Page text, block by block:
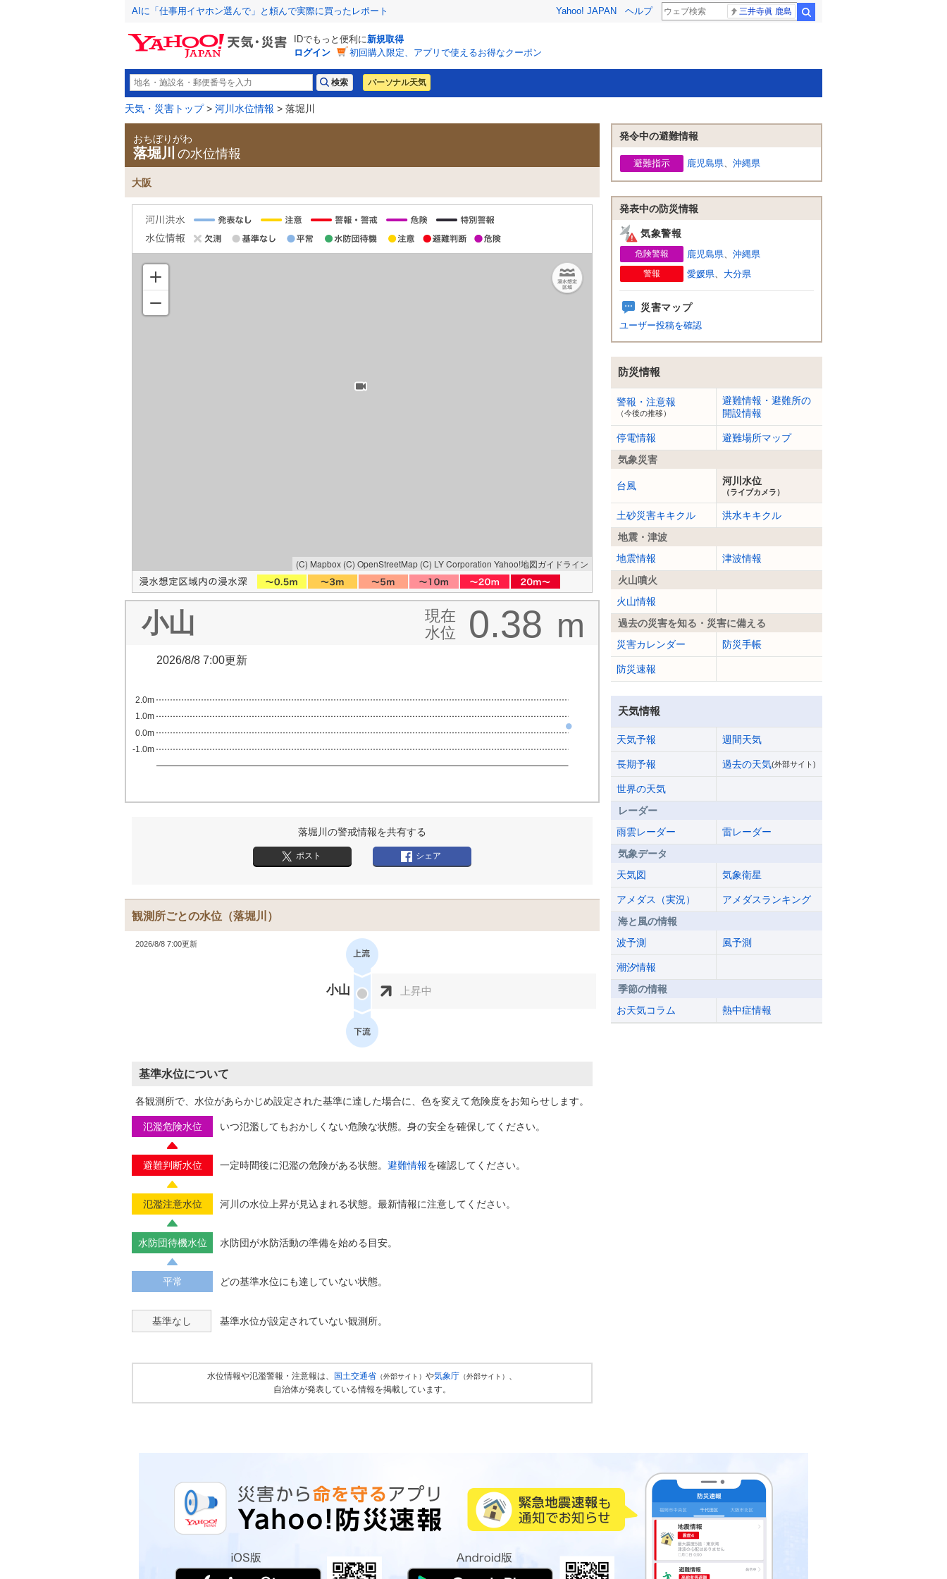
AIに「仕事用イヤホン選んで」と頼んで実際に買ったレポート Yahoo! JAPAN ヘルプ 三井寺眞 鹿島
IDでもっと便利に新規取得
ログイン
初回購入限定、アプリで使えるお得なクーポン
パーソナル天気
天気・災害トップ> 河川水位情報 > 落堀川
おちぼりがわ
落堀川 の水位情報
大阪
(C) Mapbox (C) OpenStreetMap (C) LY Corporation Yahoo!地図ガイドライン
小山
現在
水位
0.38 m
2026/8/8 7:00更新
-1.0m
0.0m
1.0m
2.0m
落堀川の警戒情報を共有する
ポスト シェア
観測所ごとの水位 （落堀川）
2026/8/8 7:00更新
小山 上昇中
基準水位について
各観測所で、水位があらかじめ設定された基準に達した場合に、色を変えて危険度をお知らせします。
氾濫危険水位 いつ氾濫してもおかしくない危険な状態。身の安全を確保してください。
避難判断水位 一定時間後に氾濫の危険がある状態。 避難情報を確認してください。
氾濫注意水位 河川の水位上昇が見込まれる状態。最新情報に注意してください。
水防団待機水位 水防団が水防活動の準備を始める目安。
平常 どの基準水位にも達していない状態。
基準なし 基準水位が設定されていない観測所。
水位情報や氾濫警報・注意報は、 国土交通省 （外部サイト） や気象庁 （外部サイト） 、
自治体が発表している情報を掲載しています。
発令中の避難情報
避難指示 鹿児島県、 沖縄県
発表中の防災情報
気象警報
危険警報 鹿児島県、 沖縄県
警報 愛媛県、 大分県
災害マップ
ユーザー投稿を確認
防災情報
警報・注意報
（今後の推移）
避難情報・避難所の
開設情報
停電情報
避難場所マップ
気象災害
台風 河川水位
（ライブカメラ）
土砂災害キキクル
洪水キキクル
地震・津波
地震情報
津波情報
火山噴火
火山情報
過去の災害を知る・災害に備える
災害カレンダー
防災手帳
防災速報
天気情報
天気予報 週間天気
長期予報 過去の天気(外部サイト)
世界の天気
レーダー
雨雲レーダー
雷レーダー
気象データ
天気図
気象衛星
アメダス（実況）
アメダスランキング
海と風の情報
波予測
風予測
潮汐情報
季節の情報
お天気コラム
熱中症情報